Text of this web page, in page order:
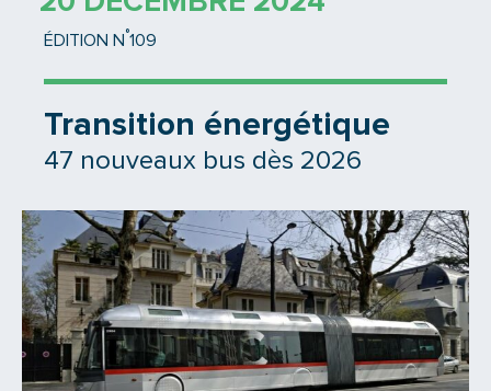
ÉDITION N °109
Transition énergétique
47 nouveaux bus dès 2026